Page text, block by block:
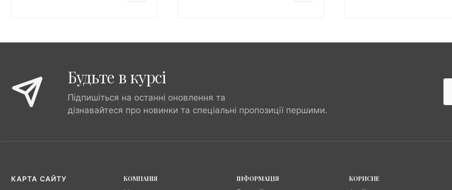
Будьте в курсі
Підпишіться на останні оновлення та
дізнавайтеся про новинки та спеціальні пропозиції першими.
КАРТА САЙТУ
КОМПАНІЯ
ІНФОРМАЦІЯ
КОРИСНЕ